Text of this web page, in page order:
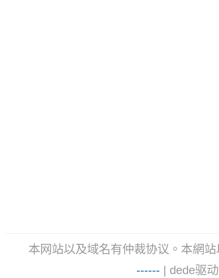
本网站以及域名有仲裁协议。本網
------ | dede驱